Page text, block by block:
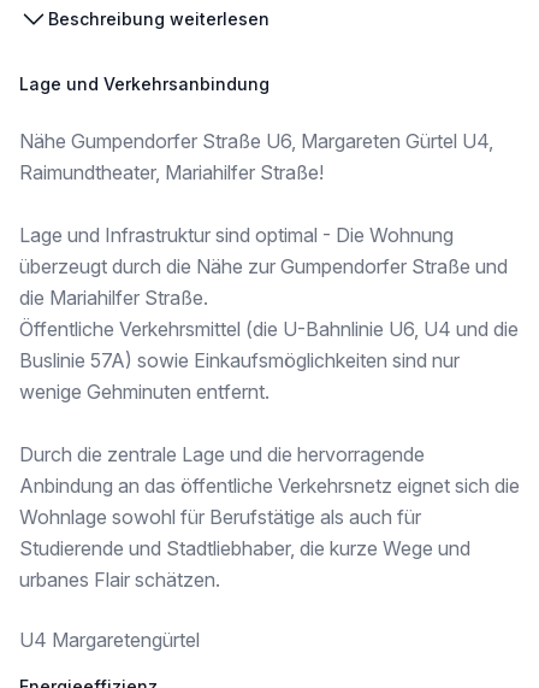
Ein Stapelparkplatz ist bereits im Kaufpreis inkludiert und bietet zusätzlichen Komfort im innerstädtischen Bereich.
Für Fragen stehe ich Ihnen gerne zur Verfügung!
Vereinbaren Sie einen Besichtigungstermin und überzeugen Sie sich selbst von der Qualität dieser Immobilie!
Wir weisen darauf hin, dass zwischen dem Vermittler und dem zu vermittelnden Dritten ein familiäres oder wirtschaftliches Naheverhältnis besteht.
Finden Sie noch mehr attraktive Liegenschaften auf www.IMMOcontract.at [http://www.immocontract.at/]
IMMO einen Besuch wert.
Infrastruktur / Entfernungen
Apotheke <500m
Beschreibung weiterlesen
Lage und Verkehrsanbindung
Nähe Gumpendorfer Straße U6, Margareten Gürtel U4,
Raimundtheater, Mariahilfer Straße!
Lage und Infrastruktur sind optimal - Die Wohnung
überzeugt durch die Nähe zur Gumpendorfer Straße und
die Mariahilfer Straße.
Öffentliche Verkehrsmittel (die U-Bahnlinie U6, U4 und die
Buslinie 57A) sowie Einkaufsmöglichkeiten sind nur
wenige Gehminuten entfernt.
Durch die zentrale Lage und die hervorragende
Anbindung an das öffentliche Verkehrsnetz eignet sich die
Wohnlage sowohl für Berufstätige als auch für
Studierende und Stadtliebhaber, die kurze Wege und
urbanes Flair schätzen.
U4 Margaretengürtel